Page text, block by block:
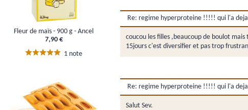
Fleur de maïs - 900 g - Ancel
7,90 €
1 note
Re: regime hyperproteine !!!!! qui l'a
coucou les filles ,beaucoup de boulot
15jours c'est diversifier et pas trop
Re: regime hyperproteine !!!!! qui l'a
Salut Sev.